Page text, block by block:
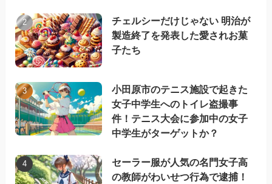
チェルシーだけじゃない 明治が
製造終了を発表した愛されお菓
子たち
小田原市のテニス施設で起きた
女子中学生へのトイレ盗撮事
件！テニス大会に参加中の女子
中学生がターゲットか？
セーラー服が人気の名門女子高
の教師がわいせつ行為で逮捕！